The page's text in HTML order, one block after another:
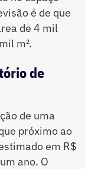
é de que
de 4 mil
m².
de
de uma
próximo ao
em R$
ano. O